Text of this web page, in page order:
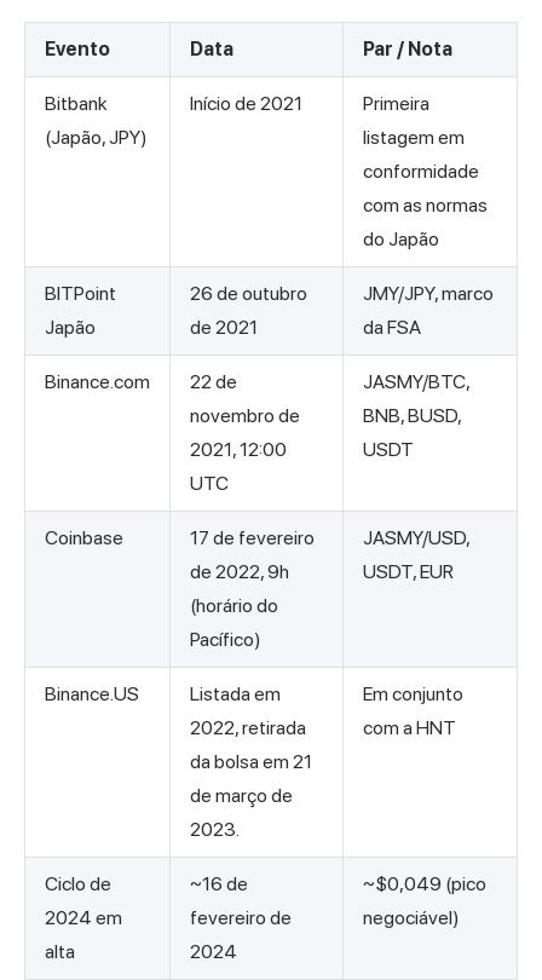
Evento Data Par / Nota
Bitbank
(Japão, JPY)
Início de 2021
Primeira
listagem em
conformidade
com as normas
do Japão
BITPoint
Japão
26 de outubro
de 2021
JMY/JPY, marco
da FSA
Binance.com
22 de
novembro de
2021, 12:00
UTC
JASMY/BTC,
BNB, BUSD,
USDT
Coinbase
17 de fevereiro
de 2022, 9h
(horário do
Pacífico)
JASMY/USD,
USDT, EUR
Binance.US
Listada em
2022, retirada
da bolsa em 21
de março de
2023.
Em conjunto
com a HNT
Ciclo de
2024 em
alta
~16 de
fevereiro de
2024
~$0,049 (pico
negociável)